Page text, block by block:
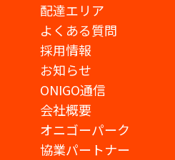
配達エリア
よくある質問
採用情報
お知らせ
ONIGO通信
会社概要
オニゴーパーク
協業パートナー